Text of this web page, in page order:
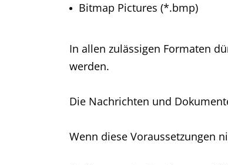
Bitmap Pictures (*.bmp)
In allen zulässigen Formaten
werden.
Die Nachrichten und
Wenn diese Voraussetzungen